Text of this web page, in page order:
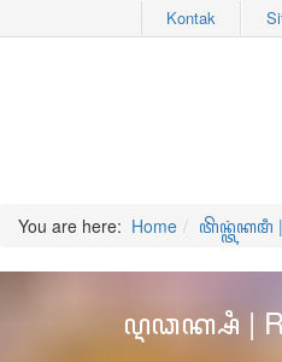
Kontak
You are here: Home ꦠꦼꦤ꧀ꦠꦁꦏꦩꦶ |
ꦉꦣꦏ꧀ꦱꦶ |